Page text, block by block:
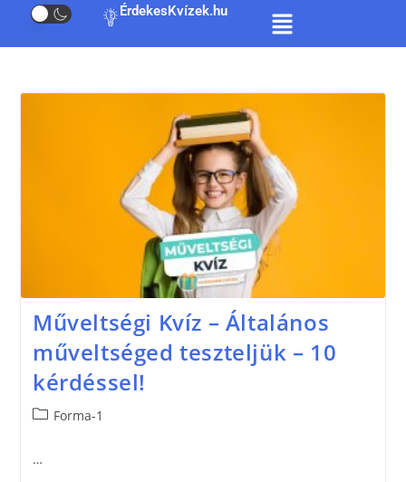
ÉrdekesKvízek.hu
Műveltségi Kvíz – Általános
műveltséged teszteljük – 10
kérdéssel!
Forma-1
…